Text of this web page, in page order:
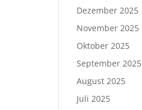
Dezember 2025
November 2025
Oktober 2025
September 2025
August 2025
Juli 2025